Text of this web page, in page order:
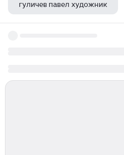
гуличев павел художник